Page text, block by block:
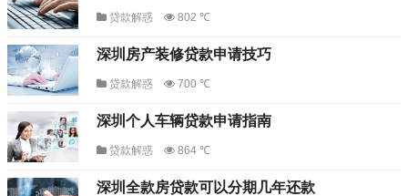
贷款解惑 802 ℃
深圳房产装修贷款申请技巧
贷款解惑 700 ℃
深圳个人车辆贷款申请指南
贷款解惑 864 ℃
深圳全款房贷款可以分期几年还款